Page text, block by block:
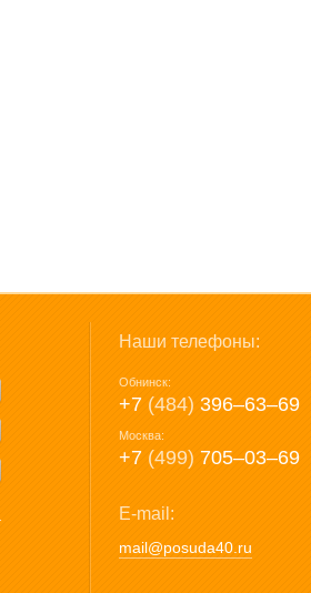
Наши телефоны:
Обнинск:
+7 (484) 396‒63‒69
Москва:
+7 (499) 705‒03‒69
E-mail:
mail@posuda40.ru